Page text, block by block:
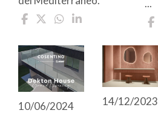
...
10/06/2024
14/12/2023